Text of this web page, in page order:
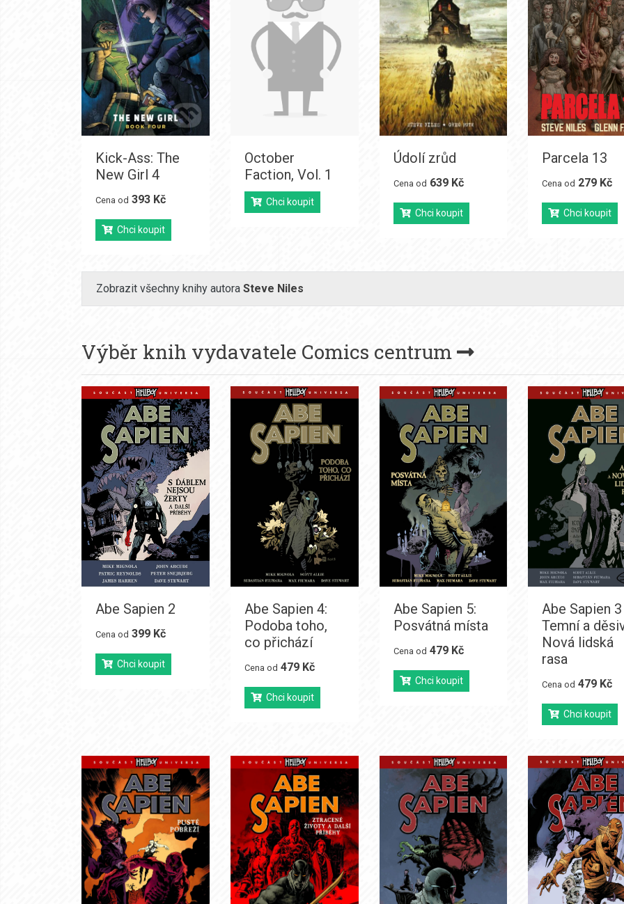
Kick-Ass: The
New Girl 4
Cena od 393 Kč
Chci koupit
October
Faction, Vol. 1
Chci koupit
Údolí zrůd
Cena od 639 Kč
Chci koupit
Parcela 13
Cena od 279 Kč
Chci koupit
Zobrazit všechny knihy autora Steve Niles
Výběr knih vydavatele Comics centrum
Abe Sapien 2
Cena od 399 Kč
Chci koupit
Abe Sapien 4:
Podoba toho,
co přichází
Cena od 479 Kč
Chci koupit
Abe Sapien 5:
Posvátná místa
Cena od 479 Kč
Chci koupit
Abe Sapien
Temní a
Nová lidská
rasa
Cena od 479 Kč
Chci koupit